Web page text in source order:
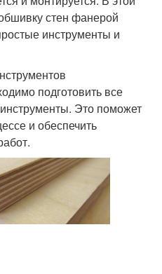
стен фанерой
инструменты и
подготовить все
Это поможет
и обеспечить